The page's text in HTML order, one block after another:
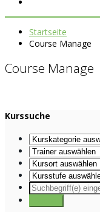
Startseite
Course Manage
Course Manage
Kurssuche